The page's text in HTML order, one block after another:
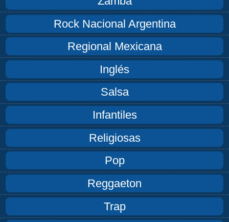
Rock Nacional Argentina
Regional Mexicana
Inglés
Salsa
Infantiles
Religiosas
Pop
Reggaeton
Trap